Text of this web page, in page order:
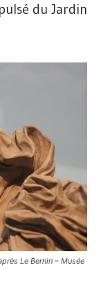
du Jardin
Le Bernin – Musée